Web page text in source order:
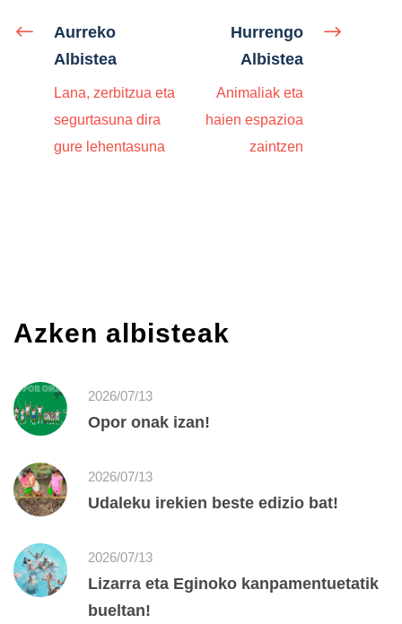
Aurreko
Albistea
Lana, zerbitzua eta
segurtasuna dira
gure lehentasuna
Hurrengo
Albistea
Animaliak eta
haien espazioa
zaintzen
Azken albisteak
2026/07/13
Opor onak izan!
2026/07/13
Udaleku irekien beste edizio bat!
2026/07/13
Lizarra eta Eginoko kanpamentuetatik
bueltan!